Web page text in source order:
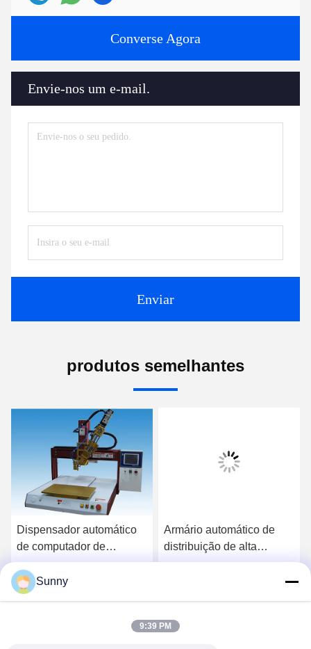
Converse Agora
Envie-nos um e-mail.
Enviar
produtos semelhantes
Dispensador automático
de computador de
precisão
Armário automático de
distribuição de alta
velocidade
Sunny
9:39 PM